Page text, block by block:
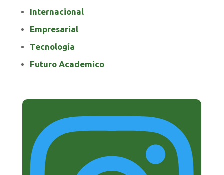
Internacional
Empresarial
Tecnología
Futuro Academico